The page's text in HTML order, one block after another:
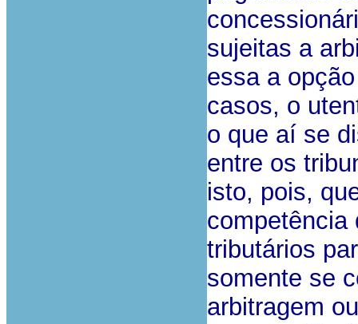
sujeitas a
essa a
casos, o
o que aí se
entre os
isto, pois,
competência
tributários
somente se
arbitragem